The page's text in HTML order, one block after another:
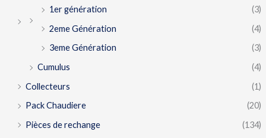
1er génération
(3)
2eme Génération
(4)
3eme Génération
(3)
Cumulus
(4)
Collecteurs
(1)
Pack Chaudiere
(20)
Pièces de rechange
(134)